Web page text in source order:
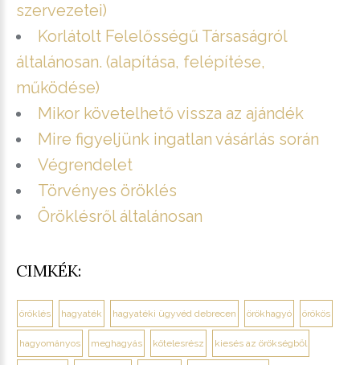
szervezetei)
Korlátolt Felelősségű Társaságról
általánosan. (alapítása, felépítése,
működése)
Mikor követelhető vissza az ajándék
Mire figyeljünk ingatlan vásárlás során
Végrendelet
Törvényes öröklés
Öröklésről általánosan
CIMKÉK:
öröklés hagyaték hagyatéki ügyvéd debrecen örökhagyó örökös
hagyományos meghagyás kötelesrész kiesés az örökségből